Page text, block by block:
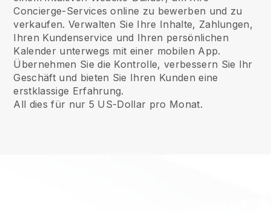
Concierge-Services online zu bewerben und zu
verkaufen. Verwalten Sie Ihre Inhalte, Zahlungen,
Ihren Kundenservice und Ihren persönlichen
Kalender unterwegs mit einer mobilen App.
Übernehmen Sie die Kontrolle, verbessern Sie Ihr
Geschäft und bieten Sie Ihren Kunden eine
erstklassige Erfahrung.
All dies für nur 5 US-Dollar pro Monat.